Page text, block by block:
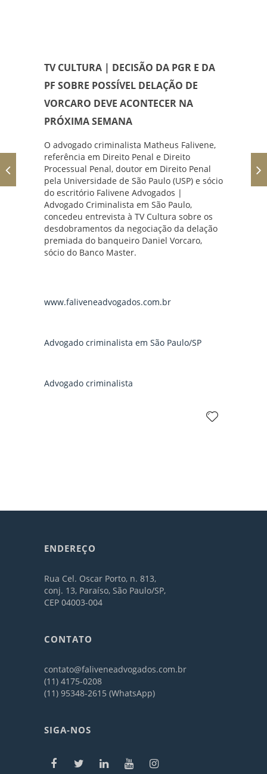
TV CULTURA | DECISÃO DA PGR E DA
PF SOBRE POSSÍVEL DELAÇÃO DE
VORCARO DEVE ACONTECER NA
PRÓXIMA SEMANA
O advogado criminalista Matheus Falivene,
referência em Direito Penal e Direito
Processual Penal, doutor em Direito Penal
pela Universidade de São Paulo (USP) e sócio
do escritório Falivene Advogados |
Advogado Criminalista em São Paulo,
concedeu entrevista à TV Cultura sobre os
desdobramentos da negociação da delação
premiada do banqueiro Daniel Vorcaro,
sócio do Banco Master.
www.faliveneadvogados.com.br
Advogado criminalista em São Paulo/SP
Advogado criminalista
ENDEREÇO
Rua Cel. Oscar Porto, n. 813,
conj. 13, Paraíso, São Paulo/SP,
CEP 04003-004
CONTATO
contato@faliveneadvogados.com.br
(11) 4175-0208
(11) 95348-2615 (WhatsApp)
SIGA-NOS